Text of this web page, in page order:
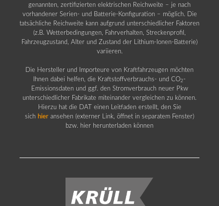
genannten, zertifizierten elektrischen Reichweite – je nach
vorhandener Serien- und Batterie-Konfiguration – möglich. Die
tatsächliche Reichweite kann aufgrund unterschiedlicher Faktoren
(z.B. Wetterbedingungen, Fahrverhalten, Streckenprofil,
Fahrzeugzustand, Alter und Zustand der Lithium-Ionen-Batterie)
variieren.
Die Hersteller und Importeure von Kraftfahrzeugen möchten
Ihnen dabei helfen, die Kraftstoffverbrauchs- und CO2 -
Emissionsdaten und ggf. den Stromverbrauch neuer Pkw
unterschiedlicher Fabrikate miteinander vergleichen zu können.
Hierzu hat die DAT einen Leitfaden erstellt, den Sie
sich hier ansehen (externer Link, öffnet in separatem Fenster)
bzw. hier herunterladen können